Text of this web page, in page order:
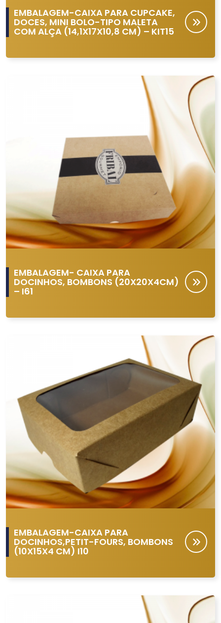
EMBALAGEM-CAIXA PARA CUPCAKE,
DOCES, MINI BOLO-TIPO MALETA
COM ALÇA (14,1X17X10,8 CM) – KIT15
EMBALAGEM- CAIXA PARA
DOCINHOS, BOMBONS (20X20X4CM)
– I61
EMBALAGEM-CAIXA PARA
DOCINHOS,PETIT-FOURS, BOMBONS
(10X15X4 CM) I10